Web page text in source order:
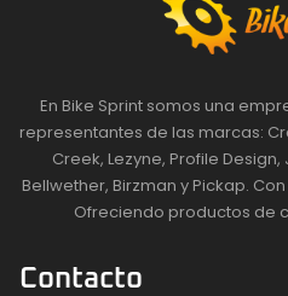
En Bike Sprint somos una
representantes de las marcas:
Creek, Lezyne, Profile
Bellwether, Birzman y Pickap.
Ofreciendo productos de
Contacto